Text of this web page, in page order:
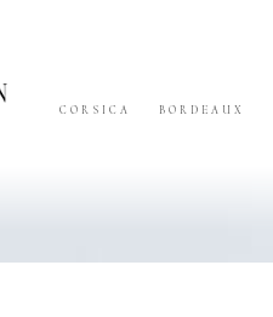
CORSICA BORDEAUX